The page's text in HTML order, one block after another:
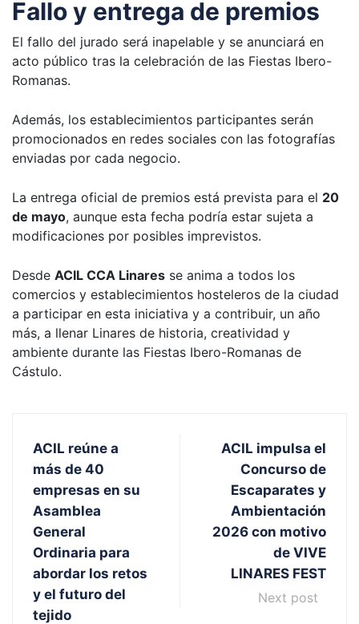
Fallo y entrega de premios
El fallo del jurado será inapelable y se anunciará en
acto público tras la celebración de las Fiestas Ibero-
Romanas.
Además, los establecimientos participantes serán
promocionados en redes sociales con las fotografías
enviadas por cada negocio.
La entrega oficial de premios está prevista para el 20
de mayo, aunque esta fecha podría estar sujeta a
modificaciones por posibles imprevistos.
Desde ACIL CCA Linares se anima a todos los
comercios y establecimientos hosteleros de la ciudad
a participar en esta iniciativa y a contribuir, un año
más, a llenar Linares de historia, creatividad y
ambiente durante las Fiestas Ibero-Romanas de
Cástulo.
ACIL reúne a
más de 40
empresas en su
Asamblea
General
Ordinaria para
abordar los retos
y el futuro del
tejido
ACIL impulsa el
Concurso de
Escaparates y
Ambientación
2026 con motivo
de VIVE
LINARES FEST
Next post